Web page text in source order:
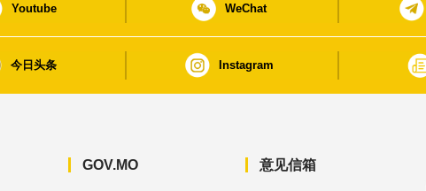
Youtube WeChat
今日头条 Instagram
GOV.MO 意见信箱